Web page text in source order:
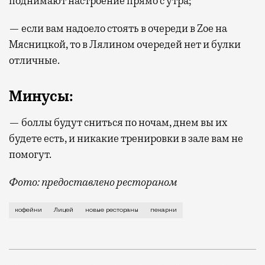
— если вам надоело стоять в очереди в Zoe на
Мясницкой, то в Лялином очередей нет и булки
отличные.
Минусы:
— боллы будут сниться по ночам, днем вы их
будете есть, и никакие тренировки в зале вам не
помогут.
Фото: предоставлено рестораном
В новой пекарне-кофейне «Лицей» (Лялин пер., 8,
кофейни Лицей новые рестораны пекарни